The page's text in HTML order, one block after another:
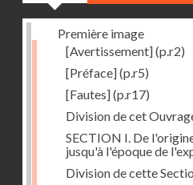
Première image
[Avertissement](p.r2)
[Préface](p.r5)
[Fautes](p.r17)
Division de cet
SECTION I. De
jusqu'à l'époque de
Division de cette